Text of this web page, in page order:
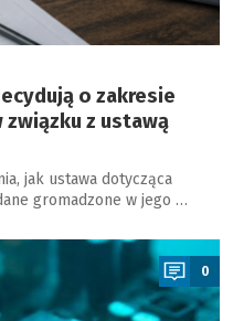
o zakresie
związku z ustawą
jak ustawa dotycząca
gromadzone w jego …
0